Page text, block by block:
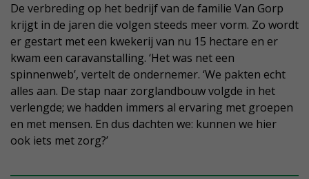
De verbreding op het bedrijf van de familie Van Gorp
krijgt in de jaren die volgen steeds meer vorm. Zo wordt
er gestart met een kwekerij van nu 15 hectare en er
kwam een caravanstalling. ‘Het was net een
spinnenweb’, vertelt de ondernemer. ‘We pakten echt
alles aan. De stap naar zorglandbouw volgde in het
verlengde; we hadden immers al ervaring met groepen
en met mensen. En dus dachten we: kunnen we hier
ook iets met zorg?’